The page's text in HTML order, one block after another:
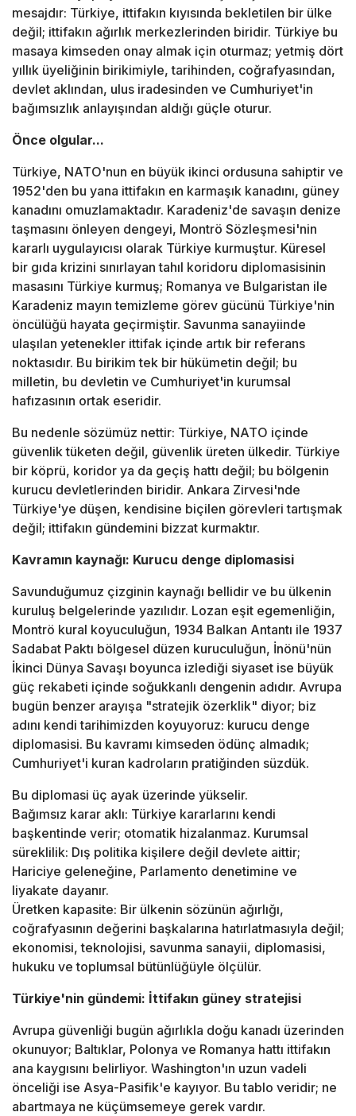
mesajdır: Türkiye, ittifakın kıyısında bekletilen bir ülke
değil; ittifakın ağırlık merkezlerinden biridir. Türkiye bu
masaya kimseden onay almak için oturmaz; yetmiş dört
yıllık üyeliğinin birikimiyle, tarihinden, coğrafyasından,
devlet aklından, ulus iradesinden ve Cumhuriyet'in
bağımsızlık anlayışından aldığı güçle oturur.
Önce olgular...
Türkiye, NATO'nun en büyük ikinci ordusuna sahiptir ve
1952'den bu yana ittifakın en karmaşık kanadını, güney
kanadını omuzlamaktadır. Karadeniz'de savaşın denize
taşmasını önleyen dengeyi, Montrö Sözleşmesi'nin
kararlı uygulayıcısı olarak Türkiye kurmuştur. Küresel
bir gıda krizini sınırlayan tahıl koridoru diplomasisinin
masasını Türkiye kurmuş; Romanya ve Bulgaristan ile
Karadeniz mayın temizleme görev gücünü Türkiye'nin
öncülüğü hayata geçirmiştir. Savunma sanayiinde
ulaşılan yetenekler ittifak içinde artık bir referans
noktasıdır. Bu birikim tek bir hükümetin değil; bu
milletin, bu devletin ve Cumhuriyet'in kurumsal
hafızasının ortak eseridir.
Bu nedenle sözümüz nettir: Türkiye, NATO içinde
güvenlik tüketen değil, güvenlik üreten ülkedir. Türkiye
bir köprü, koridor ya da geçiş hattı değil; bu bölgenin
kurucu devletlerinden biridir. Ankara Zirvesi'nde
Türkiye'ye düşen, kendisine biçilen görevleri tartışmak
değil; ittifakın gündemini bizzat kurmaktır.
Kavramın kaynağı: Kurucu denge diplomasisi
Savunduğumuz çizginin kaynağı bellidir ve bu ülkenin
kuruluş belgelerinde yazılıdır. Lozan eşit egemenliğin,
Montrö kural koyuculuğun, 1934 Balkan Antantı ile 1937
Sadabat Paktı bölgesel düzen kuruculuğun, İnönü'nün
İkinci Dünya Savaşı boyunca izlediği siyaset ise büyük
güç rekabeti içinde soğukkanlı dengenin adıdır. Avrupa
bugün benzer arayışa "stratejik özerklik" diyor; biz
adını kendi tarihimizden koyuyoruz: kurucu denge
diplomasisi. Bu kavramı kimseden ödünç almadık;
Cumhuriyet'i kuran kadroların pratiğinden süzdük.
Bu diplomasi üç ayak üzerinde yükselir.
Bağımsız karar aklı: Türkiye kararlarını kendi
başkentinde verir; otomatik hizalanmaz. Kurumsal
süreklilik: Dış politika kişilere değil devlete aittir;
Hariciye geleneğine, Parlamento denetimine ve
liyakate dayanır.
Üretken kapasite: Bir ülkenin sözünün ağırlığı,
coğrafyasının değerini başkalarına hatırlatmasıyla değil;
ekonomisi, teknolojisi, savunma sanayii, diplomasisi,
hukuku ve toplumsal bütünlüğüyle ölçülür.
Türkiye'nin gündemi: İttifakın güney stratejisi
Avrupa güvenliği bugün ağırlıkla doğu kanadı üzerinden
okunuyor; Baltıklar, Polonya ve Romanya hattı ittifakın
ana kaygısını belirliyor. Washington'ın uzun vadeli
önceliği ise Asya-Pasifik'e kayıyor. Bu tablo veridir; ne
abartmaya ne küçümsemeye gerek vardır.